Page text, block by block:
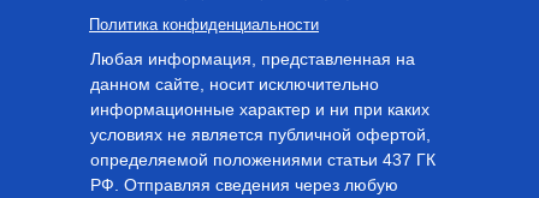
Политика конфиденциальности
Любая информация, представленная на
данном сайте, носит исключительно
информационные характер и ни при каких
условиях не является публичной офертой,
определяемой положениями статьи 437 ГК
РФ. Отправляя сведения через любую